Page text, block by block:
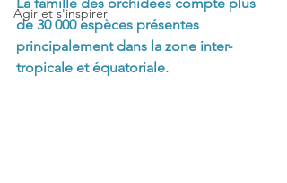
Agir et s'inspirer
de 30 000 espèces présentes
principalement dans la zone inter-
tropicale et équatoriale.